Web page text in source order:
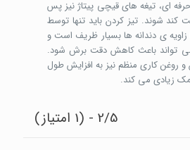
ای، تیغه های قیچی پیتاژ نیز پس
کند شوند. تیز کردن باید تنها توسط
ی دندانه ها بسیار ظریف است و
تواند باعث کاهش دقت برش شود.
روغن کاری منظم نیز به افزایش طول
زیادی می کند.
2/5 - (1 امتیاز)